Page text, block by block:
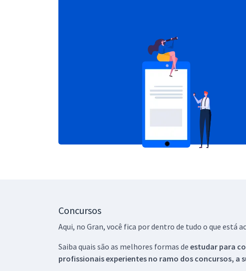
Concursos
Aqui, no Gran, você fica por dentro de tudo o que está
Saiba quais são as melhores formas de estudar para
profissionais experientes no ramo dos concursos, a